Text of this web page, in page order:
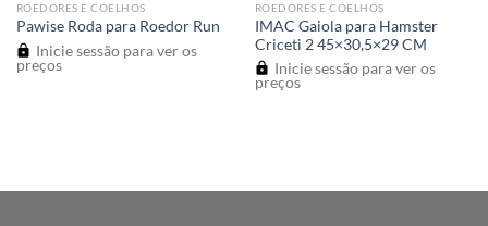
ROEDORES E COELHOS
Pawise Roda para Roedor Run
Inicie sessão para ver os
preços
ROEDORES E COELHOS
IMAC Gaiola para Hamster
Criceti 2 45×30,5×29 CM
Inicie sessão para ver os
preços